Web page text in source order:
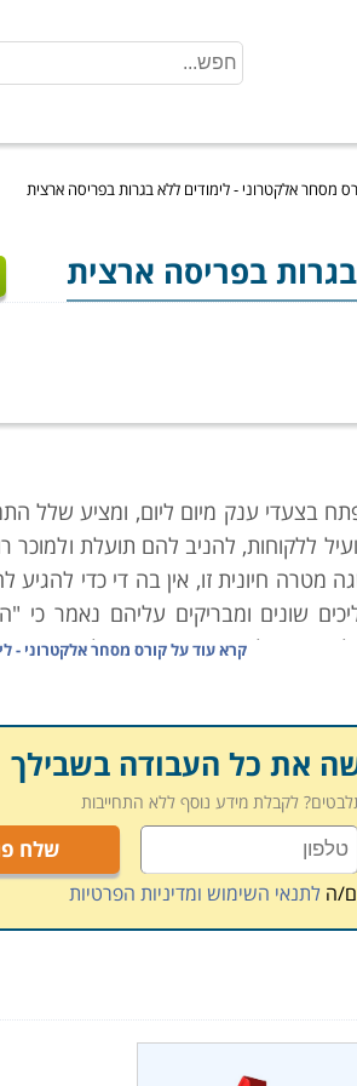
מסחר אלקטרוני - לימודים ללא בגרות בפריסה ארצית
בפריסה ארצית
בצעדי ענק מיום ליום, ומציע שלל
ללקוחות, להניב להם תועלת ולמוכר
חיונית זו, אין בה די כדי להגיע
שונים ומבריקים עליהם נאמר כי
שהיה גלום בו. במציאות אלכסנדר
הראויה לו. ללא יכולת לקדם
לתווך בין הצרכן למי שעשוי להעניק
מעורר אצלה את הביקוש
והשיווק דרך משתלמת ומועילה
לקהל רחב; תקשורת ההמונים אכן
קרא עוד עלקורס מסחר אלקטרוני -
את כל העבודה בשבילך
לקבלת מידע נוסף ללא התחייבות
שלח
הלתנאי השימוש ומדיניות הפרטיות